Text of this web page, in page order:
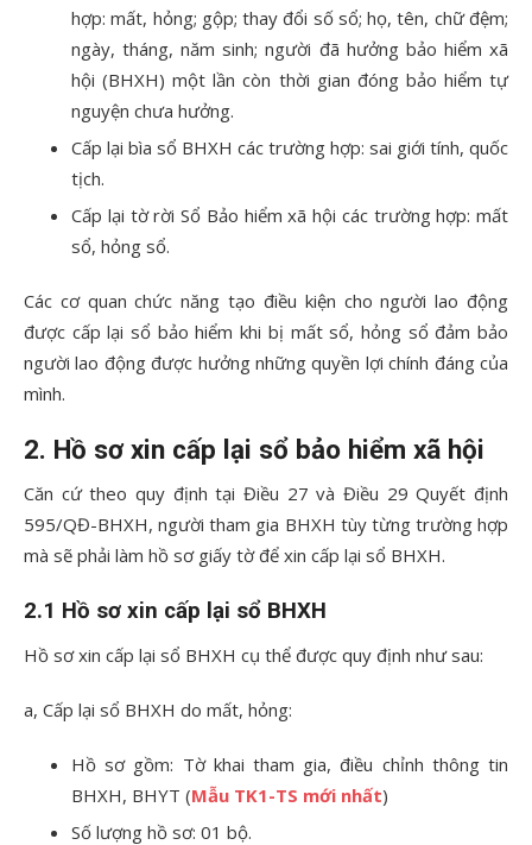
hợp: mất, hỏng; gộp; thay đổi số sổ; họ, tên, chữ đệm;
ngày, tháng, năm sinh; người đã hưởng bảo hiểm xã
hội (BHXH) một lần còn thời gian đóng bảo hiểm tự
nguyện chưa hưởng.
Cấp lại bìa sổ BHXH các trường hợp: sai giới tính, quốc
tịch.
Cấp lại tờ rời Sổ Bảo hiểm xã hội các trường hợp: mất
sổ, hỏng sổ.
Các cơ quan chức năng tạo điều kiện cho người lao động
được cấp lại sổ bảo hiểm khi bị mất sổ, hỏng sổ đảm bảo
người lao động được hưởng những quyền lợi chính đáng của
mình.
2. Hồ sơ xin cấp lại sổ bảo hiểm xã hội
Căn cứ theo quy định tại Điều 27 và Điều 29 Quyết định
595/QĐ-BHXH, người tham gia BHXH tùy từng trường hợp
mà sẽ phải làm hồ sơ giấy tờ để xin cấp lại sổ BHXH.
2.1 Hồ sơ xin cấp lại sổ BHXH
Hồ sơ xin cấp lại sổ BHXH cụ thể được quy định như sau:
a, Cấp lại sổ BHXH do mất, hỏng:
Hồ sơ gồm: Tờ khai tham gia, điều chỉnh thông tin
BHXH, BHYT (Mẫu TK1-TS mới nhất)
Số lượng hồ sơ: 01 bộ.